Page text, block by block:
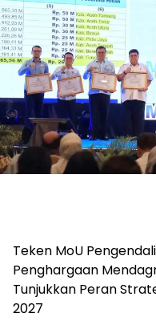
Teken MoU
Penghargaan
Tunjukkan Peran
2027